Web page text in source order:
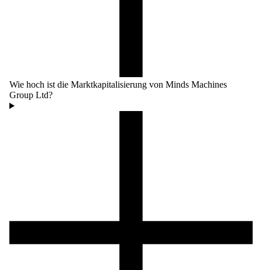
Wie hoch ist die Marktkapitalisierung von Minds Machines
Group Ltd?